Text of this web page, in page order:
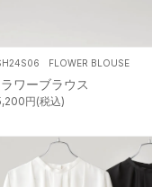
FLOWER BLOUSE
ワーブラウス
円(税込)